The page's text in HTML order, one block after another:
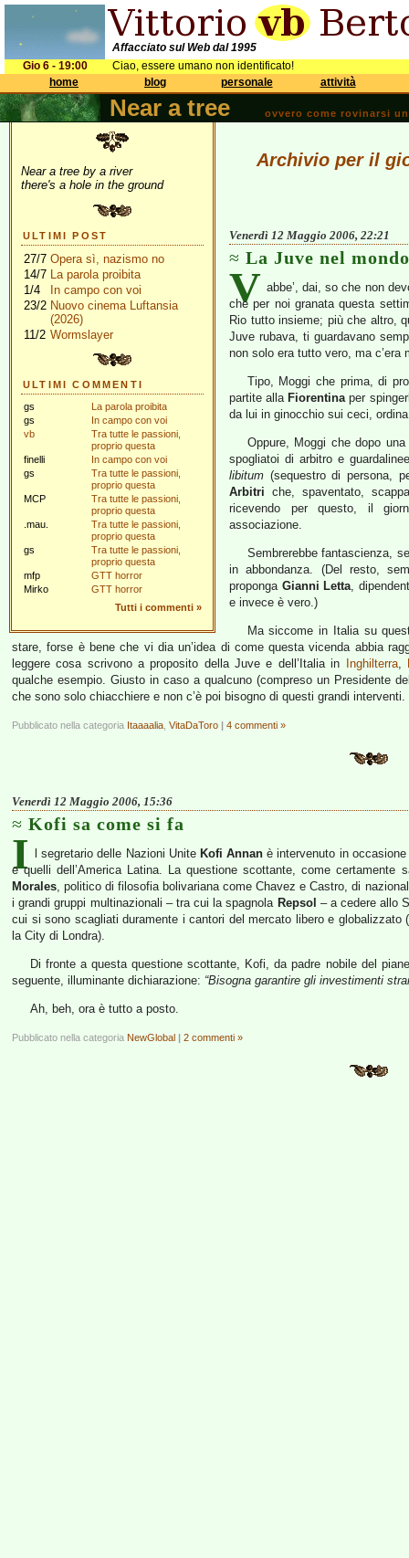
Affacciato sul Web dal 1995
Gio 6 - 19:00
Ciao, essere umano non identificato!
home
blog personale attività
Near a tree ovvero come rovinarsi
Near a tree by a river
there's a hole in the ground
ULTIMI POST
27/7 Opera sì, nazismo no
14/7 La parola proibita
1/4
In campo con voi
23/2 Nuovo cinema Luftansia
(2026)
11/2 Wormslayer
ULTIMI COMMENTI
gs
La parola proibita
gs
In campo con voi
vb
Tra tutte le passioni,
proprio questa
finelli
In campo con voi
gs
Tra tutte le passioni,
proprio questa
MCP
Tra tutte le passioni,
proprio questa
.mau.
Tra tutte le passioni,
proprio questa
gs
Tra tutte le passioni,
proprio questa
mfp
GTT horror
Mirko
GTT horror
Tutti i commenti »
Archivio per il
Venerdì 12 Maggio 2006, 22:21
La Juve nel mondo
V abbe’, dai, so che non
che per noi granata questa
Rio tutto insieme; più che altro,
Juve rubava, ti guardavano
non solo era tutto vero, ma c’era
Tipo, Moggi che prima, di
partite alla Fiorentinaper
da lui in ginocchio sui ceci,
Oppure, Moggi che dopo
spogliatoi di arbitro e
libitum (sequestro di persona,
Arbitri che, spaventato,
ricevendo per questo, il
associazione.
Sembrerebbe fantascienza,
in abbondanza. (Del resto,
proponga Gianni Letta,
e invece è vero.)
Ma siccome in Italia su
stare, forse è bene che vi dia un’idea di come questa vicenda abbia
leggere cosa scrivono a proposito della Juve e dell’Italia in
Inghilterra,
qualche esempio. Giusto in caso a qualcuno (compreso un Presidente
che sono solo chiacchiere e non c’è poi bisogno di questi grandi interventi.
Pubblicato nella categoria Itaaaalia VitaDaToro | 4 commenti »
Venerdì 12 Maggio 2006, 15:36
Kofi sa come si fa
I l segretario delle Nazioni Unite Kofi Annan è intervenuto in occasione
e quelli dell’America Latina. La questione scottante, come
Morales, politico di filosofia bolivariana come Chavez e Castro, di
i grandi gruppi multinazionali – tra cui la spagnola Repsol – a cedere allo
cui si sono scagliati duramente i cantori del mercato libero e
la City di Londra).
Di fronte a questa questione scottante, Kofi, da padre nobile del
seguente, illuminante dichiarazione: “Bisogna garantire gli investimenti
Ah, beh, ora è tutto a posto.
Pubblicato nella categoria NewGlobal | 2 commenti »